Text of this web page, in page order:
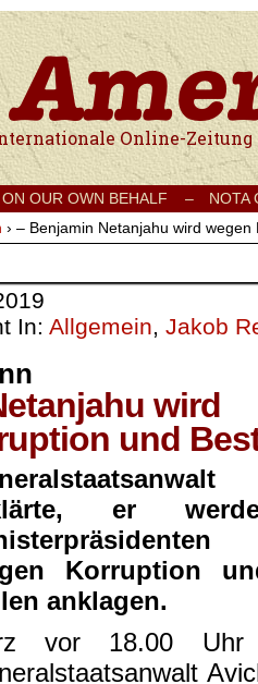
Onlinezeitung für Frieden,
ON OUR OWN BEHALF –
NOTA
› – Benjamin Netanjahu wird
In: Allgemein, Jakob
wird
und
er
Korruption
anklagen.
vor 18.00 Uhr